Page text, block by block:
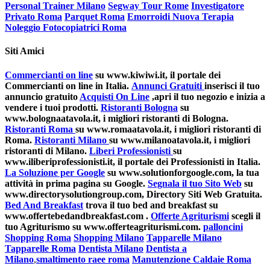
Personal Trainer Milano Segway Tour Rome Investigatore
Privato Roma Parquet Roma Emorroidi Nuova Terapia
Noleggio Fotocopiatrici Roma
Siti Amici
Commercianti on line su www.kiwiwi.it, il portale dei
Commercianti on line in Italia. Annunci Gratuiti inserisci il tuo
annuncio gratuito Acquisti On Line ,apri il tuo negozio e inizia a
vendere i tuoi prodotti. Ristoranti Bologna su
www.bolognaatavola.it, i migliori ristoranti di Bologna.
Ristoranti Roma su www.romaatavola.it, i migliori ristoranti di
Roma. Ristoranti Milano su www.milanoatavola.it, i migliori
ristoranti di Milano. Liberi Professionisti su
www.iliberiprofessionisti.it, il portale dei Professionisti in Italia.
La Soluzione per Google su www.solutionforgoogle.com, la tua
attività in prima pagina su Google. Segnala il tuo Sito Web su
www.directorysolutiongroup.com, Directory Siti Web Gratuita.
Bed And Breakfast trova il tuo bed and breakfast su
www.offertebedandbreakfast.com . Offerte Agriturismi scegli il
tuo Agriturismo su www.offerteagriturismi.com. palloncini
Shopping Roma Shopping Milano Tapparelle Milano
Tapparelle Roma Dentista Milano Dentista a
Milano,smaltimento raee roma Manutenzione Caldaie Roma